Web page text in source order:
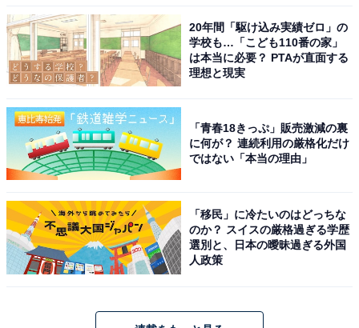
シャープ4K 倍速 液晶 テレビ 4T-C55FN2 55V型 上位モデ
ル AQUOS N-Blackパネル AI 回転式スタンド Google TV
Amazonで見る
シャープ「IB-WX901-B」
20年間「駆け込み実績ゼロ」の
学校も…「こども110番の家」
は本当に必要？ PTAが直面する
理想と現実
「青春18きっぷ」販売激減の裏
に何が？ 連続利用の厳格化だけ
ではない「本当の理由」
「移民」に冷たいのはどっちな
のか？ スイスの厳格過ぎる学歴
選別と、日本の曖昧過ぎる外国
人政策